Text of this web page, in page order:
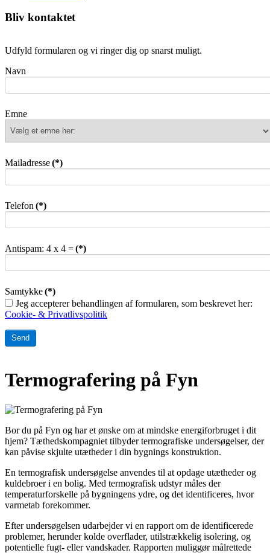
Bliv kontaktet
Udfyld formularen og vi ringer dig op snarst muligt.
Navn
Emne
Mailadresse(*)
Telefon (*)
Antispam: 4 x 4 =(*)
Samtykke(*)
Jeg accepterer behandlingen af formularen, som beskrevet her:
Cookie- & Privatlivspolitik
Send
Termografering på Fyn
Bor du på Fyn og har et ønske om at mindske energiforbruget i dit
hjem? Tæthedskompagniet tilbyder termografiske undersøgelser, der
kan påvise skjulte utætheder i din bygnings konstruktion.
En termografisk undersøgelse anvendes til at opdage utætheder og
kuldebroer i en bolig. Med termografisk udstyr måles der
temperaturforskelle på bygningens ydre, og det identificeres, hvor
varmetab forekommer.
Efter undersøgelsen udarbejder vi en rapport om de identificerede
problemer, herunder kolde overflader, utilstrækkelig isolering, og
potentielle fugt- eller vandskader. Rapporten muliggør målrettede